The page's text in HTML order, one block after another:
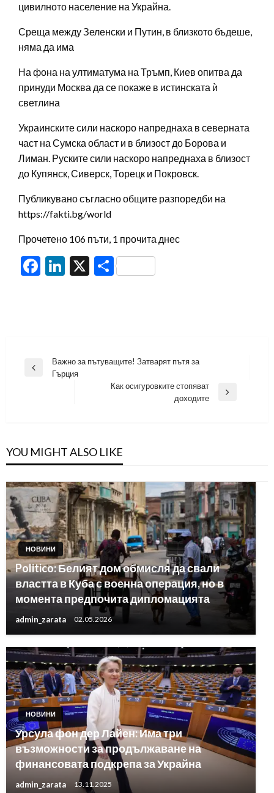
цивилното население на Украйна.
Среща между Зеленски и Путин, в близкото бъдеше,
няма да има
На фона на ултиматума на Тръмп, Киев опитва да
принуди Москва да се покаже в истинската ѝ
светлина
Украинските сили наскоро напреднаха в северната
част на Сумска област и в близост до Борова и
Лиман. Руските сили наскоро напреднаха в близост
до Купянск, Сиверск, Торецк и Покровск.
Публикувано съгласно общите разпоредби на
https://fakti.bg/world
Прочетено 106 пъти, 1 прочита днес
Facebook
LinkedIn
X Share
Навигация
Previous
Важно за пътуващите! Затварят пътя за
Гърция
Как осигуровките стопяват
доходите
YOU MIGHT ALSO LIKE
НОВИНИ
Politico: Белият дом обмисля да свали
властта в Куба с военна операция, но в
момента предпочита дипломацията
admin_zarata 02.05.2026
НОВИНИ
Урсула фон дер Лайен: Има три
възможности за продължаване на
финансовата подкрепа за Украйна
admin_zarata 13.11.2025